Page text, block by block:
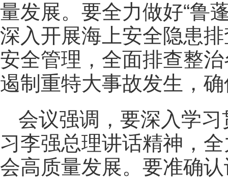
量发展。要全力做好“鲁
深入开展海上安全隐患
安全管理，全面排查整
遏制重特大事故发生，
会议强调，要深入学
习李强总理讲话精神，
会高质量发展。要准确